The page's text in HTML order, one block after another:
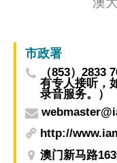
市政署
（853）2833
有专人接听，
录音服务。）
http://
澳门新马路